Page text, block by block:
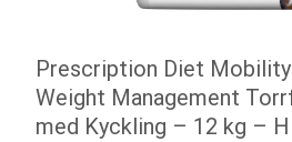
Prescription Diet
Weight Management
med Kyckling – 12 kg –